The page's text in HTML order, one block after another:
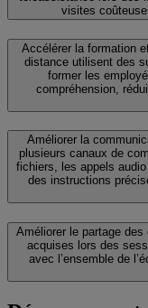
visites
Accélérer la formation
distance utilisent des
former les
compréhension,
Améliorer la
plusieurs canaux de
fichiers, les appels
des instructions
Améliorer le partage des
acquises lors des
avec l’ensemble de